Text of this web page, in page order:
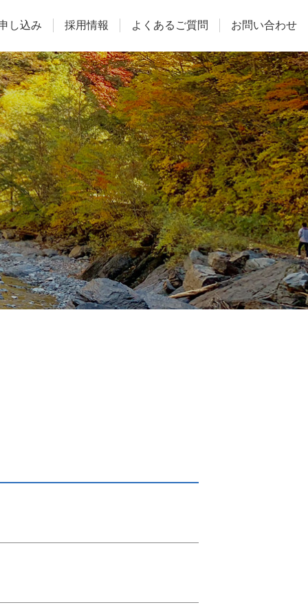
し込み 採用情報 よくあるご質問 お問い合わせ
施設予約
よくあるご質問
お問い合わせ